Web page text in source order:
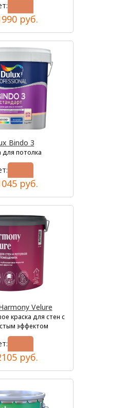
руб.
Bindo 3
для потолка
руб.
Velure
краска для стен с
эффектом
руб.